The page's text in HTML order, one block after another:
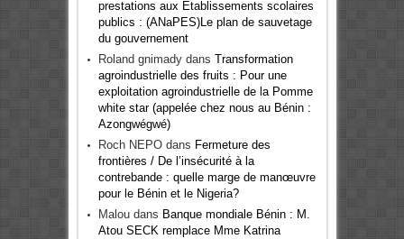
prestations aux Etablissements scolaires
publics : (ANaPES)Le plan de sauvetage
du gouvernement
Roland gnimadydans Transformation
agroindustrielle des fruits : Pour une
exploitation agroindustrielle de la Pomme
white star (appelée chez nous au Bénin :
Azongwégwé)
Roch NEPOdans Fermeture des
frontières / De l’insécurité à la
contrebande : quelle marge de manœuvre
pour le Bénin et le Nigeria?
Maloudans Banque mondiale Bénin : M.
Atou SECK remplace Mme Katrina